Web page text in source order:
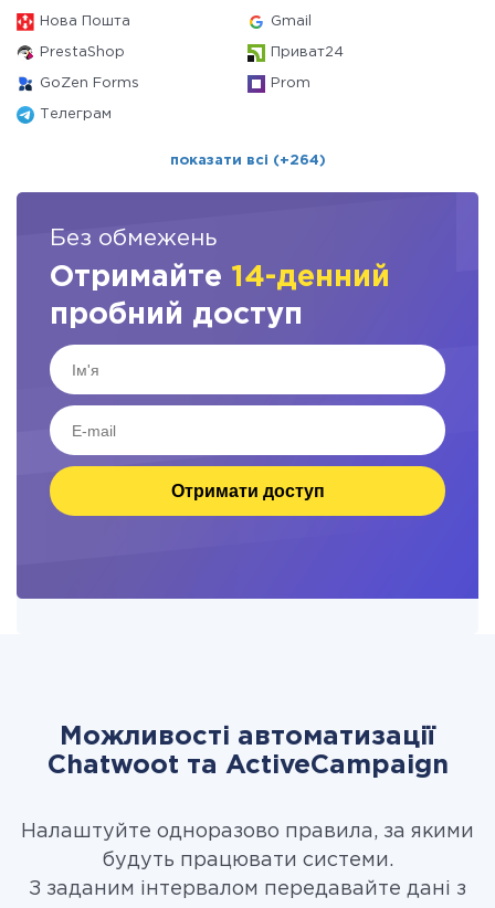
Нова Пошта Gmail
PrestaShop Приват24
GoZen Forms Prom
Телеграм
показати всі (+264)
Без обмежень
Отримайте 14-денний
пробний доступ
Отримати доступ
Можливості автоматизації
Chatwoot та ActiveCampaign
Налаштуйте одноразово правила, за якими
будуть працювати системи.
З заданим інтервалом передавайте дані з